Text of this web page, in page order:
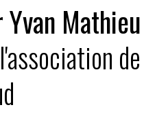
Mathieu
de